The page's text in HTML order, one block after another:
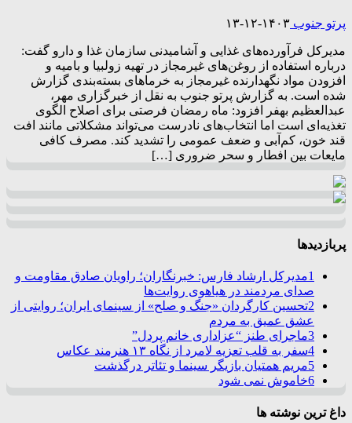
پرتو جنوب ۱۴۰۳-۱۲-۱۳
مدیرکل فرآورده‌های غذایی و آشامیدنی سازمان غذا و دارو گفت:
درباره استفاده از روغن‌های غیرمجاز در تهیه زولبیا و بامیه و
افزودن مواد نگهدارنده غیرمجاز به خرماهای بسته‌بندی‌ گزارش
شده است. به گزارش پرتو جنوب به نقل از خبرگزاری مهر،
عبدالعظیم بهفر افزود: ماه رمضان فرصتی برای اصلاح الگوی
تغذیه‌ای است اما انتخاب‌های نادرست می‌تواند مشکلاتی مانند افت
قند خون، کم‌آبی و ضعف عمومی را تشدید کند. مصرف کافی
مایعات بین افطار و سحر ضروری […]
پربازدیدها
1مدیرکل ارشاد فارس: خبرنگاران؛ راویان صادق مقاومت و
صدای مردمند در هیاهوی روایت‌ها
2تحسین کارگردان «جنگ و صلح» از سینمای ایران؛ روایتی از
عشق عمیق به مردم
3ماجرای طنز “عزاداری خانم پردل”
4سفر به قلب تعزیه لامرد از نگاه ۱۳ هنرمند عکاس
5مریم همتیان بازیگر سینما و تئاتر درگذشت
6خاموش نمی شود
داغ ترین نوشته ها